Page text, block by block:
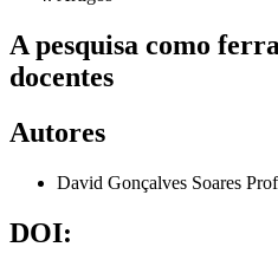
A pesquisa como
docentes
Autores
David Gonçalves Soares
DOI: